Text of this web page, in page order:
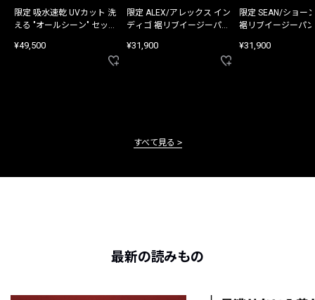
限定 吸水速乾 UVカット 洗
える "オールシーン" セット
¥49,500
限定 ALEX/アレックス イン
ディゴ 裾リブイージーパン
¥31,900
限定 SEAN/ショー
裾リブイージーパ
¥31,900
すべて見る
最新の読みもの